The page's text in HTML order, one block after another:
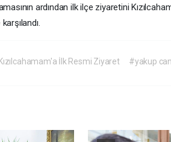
ardından ilk ilçe ziyaretini
İlk Resmi Ziyaret #yakup